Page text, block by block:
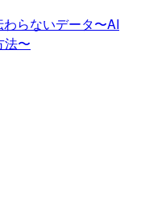
わらないデータ〜AI
法〜